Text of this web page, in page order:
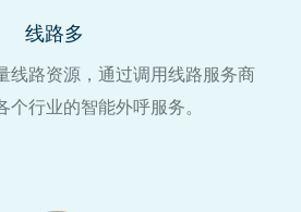
线路多
线路资源，通过调用线路服务商
个行业的智能外呼服务。